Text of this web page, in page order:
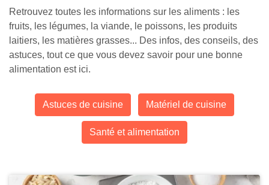
Retrouvez toutes les informations sur les aliments : les
fruits, les légumes, la viande, le poissons, les produits
laitiers, les matières grasses... Des infos, des conseils, des
astuces, tout ce que vous devez savoir pour une bonne
alimentation est ici.
Astuces de cuisine Matériel de cuisine
Santé et alimentation